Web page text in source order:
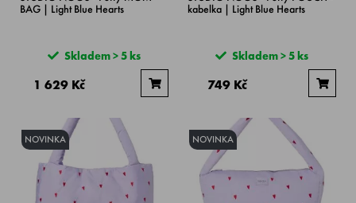
BAG | Light Blue Hearts
Skladem > 5 ks
1 629 Kč
kabelka | Light Blue Hearts
Skladem > 5 ks
749 Kč
NOVINKA NOVINKA